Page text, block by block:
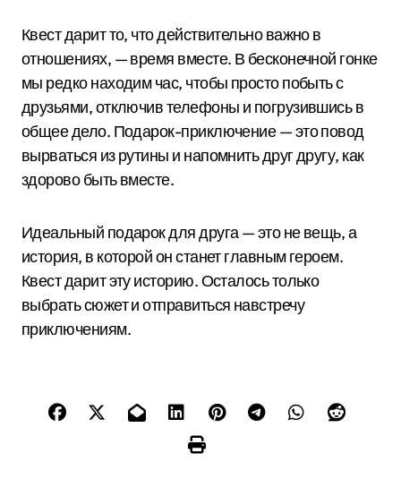
Квест дарит то, что действительно важно в
отношениях, — время вместе. В бесконечной гонке
мы редко находим час, чтобы просто побыть с
друзьями, отключив телефоны и погрузившись в
общее дело. Подарок-приключение — это повод
вырваться из рутины и напомнить друг другу, как
здорово быть вместе.
Идеальный подарок для друга — это не вещь, а
история, в которой он станет главным героем.
Квест дарит эту историю. Осталось только
выбрать сюжет и отправиться навстречу
приключениям.